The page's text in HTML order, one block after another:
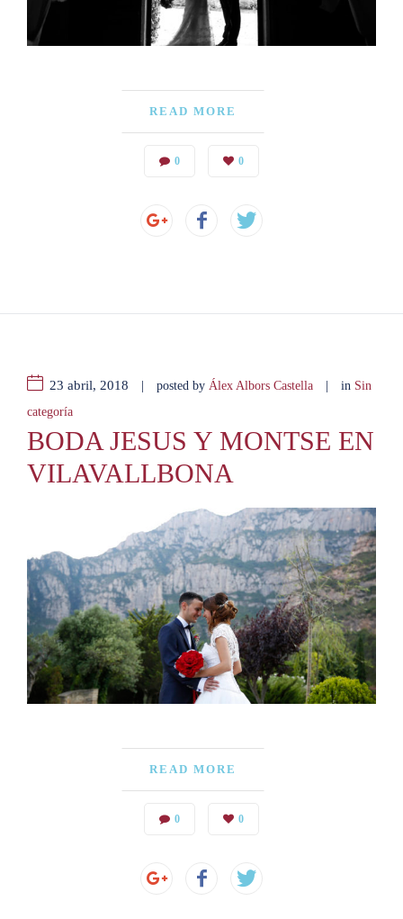
READ MORE
0 0
23 abril, 2018 | posted by Álex Albors Castella | in Sin
categoría
BODA JESUS Y MONTSE EN
VILAVALLBONA
READ MORE
0 0